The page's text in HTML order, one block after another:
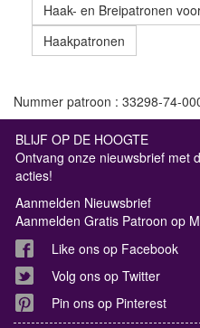
Haak- en Breipatronen
Haakpatronen
Nummer patroon : 33298-74-
BLIJF OP DE HOOGTE
Ontvang onze nieuwsbrief met
acties!
Aanmelden Nieuwsbrief
Aanmelden Gratis Patroon op
Like ons op Facebook
Volg ons op Twitter
Pin ons op Pinterest